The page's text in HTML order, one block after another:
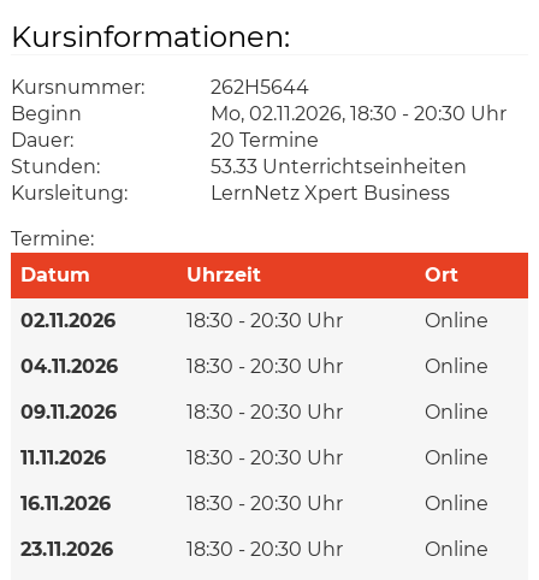
Kursinformationen:
Kursnummer:
262H5644
Beginn
Mo, 02.11.2026, 18:30 - 20:30 Uhr
Dauer:
20 Termine
Stunden:
53.33 Unterrichtseinheiten
Kursleitung:
LernNetz Xpert Business
Termine:
Datum
Uhrzeit
Ort
02.11.2026
18:30 - 20:30 Uhr
Online
04.11.2026
18:30 - 20:30 Uhr
Online
09.11.2026
18:30 - 20:30 Uhr
Online
11.11.2026
18:30 - 20:30 Uhr
Online
16.11.2026
18:30 - 20:30 Uhr
Online
23.11.2026
18:30 - 20:30 Uhr Online